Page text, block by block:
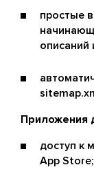
простые
описаний
Приложения
доступ к
App Store;